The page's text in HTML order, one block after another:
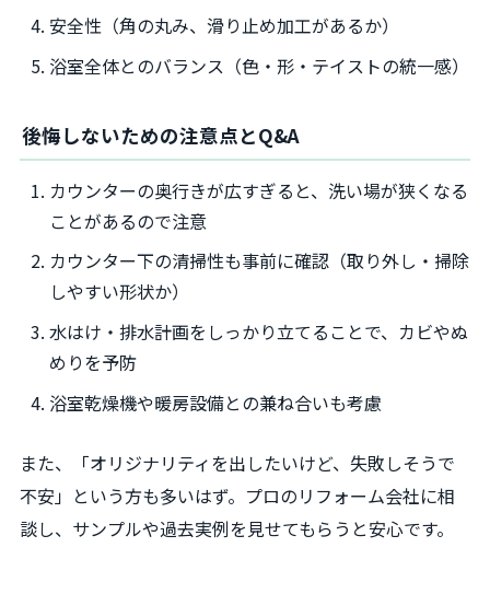
安全性（角の丸み、滑り止め加工があるか）
浴室全体とのバランス（色・形・テイストの統一感）
後悔しないための注意点とQ&A
カウンターの奥行きが広すぎると、洗い場が狭くなる
ことがあるので注意
カウンター下の清掃性も事前に確認（取り外し・掃除
しやすい形状か）
水はけ・排水計画をしっかり立てることで、カビやぬ
めりを予防
浴室乾燥機や暖房設備との兼ね合いも考慮
また、「オリジナリティを出したいけど、失敗しそうで
不安」という方も多いはず。プロのリフォーム会社に相
談し、サンプルや過去実例を見せてもらうと安心です。